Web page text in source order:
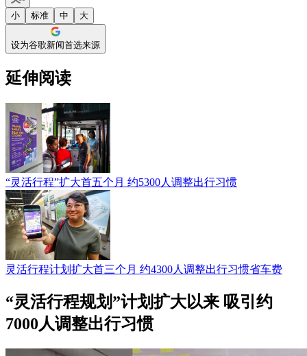
小 标准 中 大
设为谷歌新闻首选来源
延伸阅读
“灵活行程”扩大首五个月 约5300人调整出行习惯
灵活行程计划扩大首三个月 约4300人调整出行习惯省车费
“灵活行程规划”计划扩大以来 吸引约
7000人调整出行习惯